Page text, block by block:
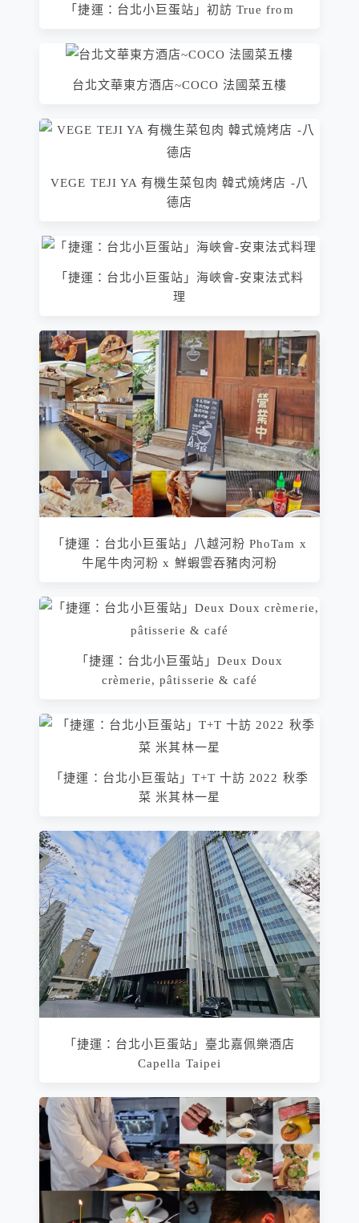
「捷運：台北小巨蛋站」初訪 True from
台北文華東方酒店~COCO 法國菜五樓
VEGE TEJI YA 有機生菜包肉 韓式燒烤店 -八
德店
「捷運：台北小巨蛋站」海峽會-安東法式料
理
「捷運：台北小巨蛋站」八越河粉 PhoTam x
牛尾牛肉河粉 x 鮮蝦雲吞豬肉河粉
「捷運：台北小巨蛋站」Deux Doux
crèmerie, pâtisserie & café
「捷運：台北小巨蛋站」T+T 十訪 2022 秋季
菜 米其林一星
「捷運：台北小巨蛋站」臺北嘉佩樂酒店
Capella Taipei